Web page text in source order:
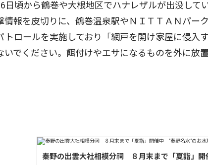
頃から鶴巻や大根地区でハナレザルが出没して
情報を皮切りに、鶴巻温泉駅やＮＩＴＴＡＮパー
トロールを実施しており「網戸を開け家屋に侵入
いでください。餌付けやエサになるものを外に放
秦野の出雲大社相模分祠 ８月末まで「夏詣」開